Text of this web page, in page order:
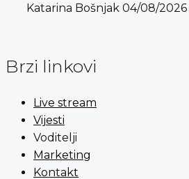
Katarina Bošnjak 04/08/2026
Brzi linkovi
Live stream
Vijesti
Voditelji
Marketing
Kontakt